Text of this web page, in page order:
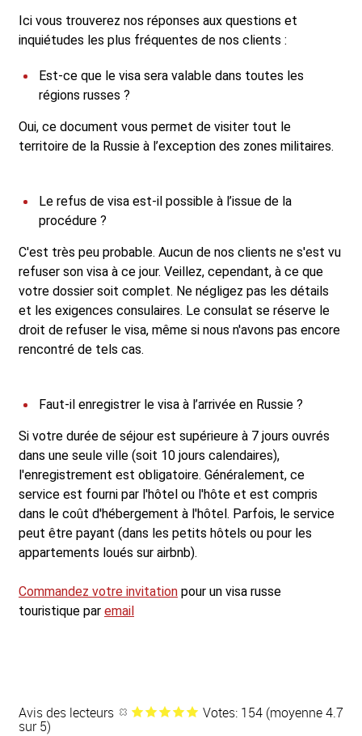
Ici vous trouverez nos réponses aux questions et
inquiétudes les plus fréquentes de nos clients :
Est-ce que le visa sera valable dans toutes les
régions russes ?
Oui, ce document vous permet de visiter tout le
territoire de la Russie à l’exception des zones militaires.
Le refus de visa est-il possible à l’issue de la
procédure ?
C'est très peu probable. Aucun de nos clients ne s'est vu
refuser son visa à ce jour. Veillez, cependant, à ce que
votre dossier soit complet. Ne négligez pas les détails
et les exigences consulaires. Le consulat se réserve le
droit de refuser le visa, même si nous n'avons pas encore
rencontré de tels cas.
Faut-il enregistrer le visa à l’arrivée en Russie ?
Si votre durée de séjour est supérieure à 7 jours ouvrés
dans une seule ville (soit 10 jours calendaires),
l'enregistrement est obligatoire. Généralement, ce
service est fourni par l'hôtel ou l'hôte et est compris
dans le coût d'hébergement à l'hôtel. Parfois, le service
peut être payant (dans les petits hôtels ou pour les
appartements loués sur airbnb).
Commandez votre invitation pour un visa russe
touristique par email
Avis des lecteurs Votes: 154 (moyenne 4.7
sur 5)